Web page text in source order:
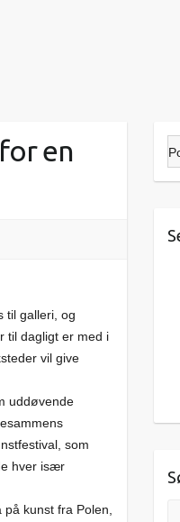
en
til galleri, og
til dagligt er med i
vil give
uddøvende
som
hver især
kunst fra Polen,